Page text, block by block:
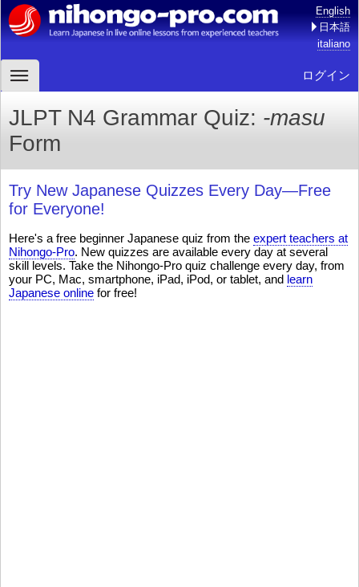
English
日本語
italiano
ログイン
JLPT N4 Grammar Quiz: -masu
Form
Try New Japanese Quizzes Every Day—Free
for Everyone!
Here's a free beginner Japanese quiz from the expert teachers at
Nihongo-Pro. New quizzes are available every day at several
skill levels. Take the Nihongo-Pro quiz challenge every day, from
your PC, Mac, smartphone, iPad, iPod, or tablet, and learn
Japanese online for free!